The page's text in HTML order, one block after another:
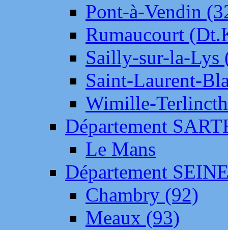
Pont-à-Vendin
Rumaucourt
Sailly-sur-la-Lys
Saint-Laurent-
Wimille-
Département
Le Mans
Département
Chambry (92)
Meaux (93)